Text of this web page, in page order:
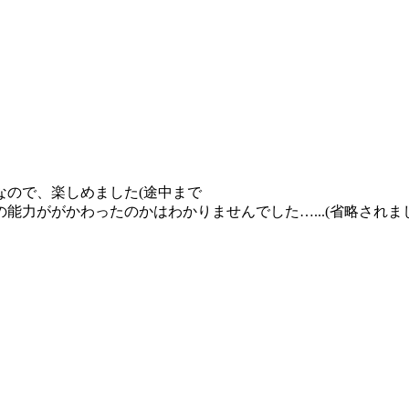
で、楽しめました(途中まで
力ががかわったのかはわかりませんでした…...(省略されま